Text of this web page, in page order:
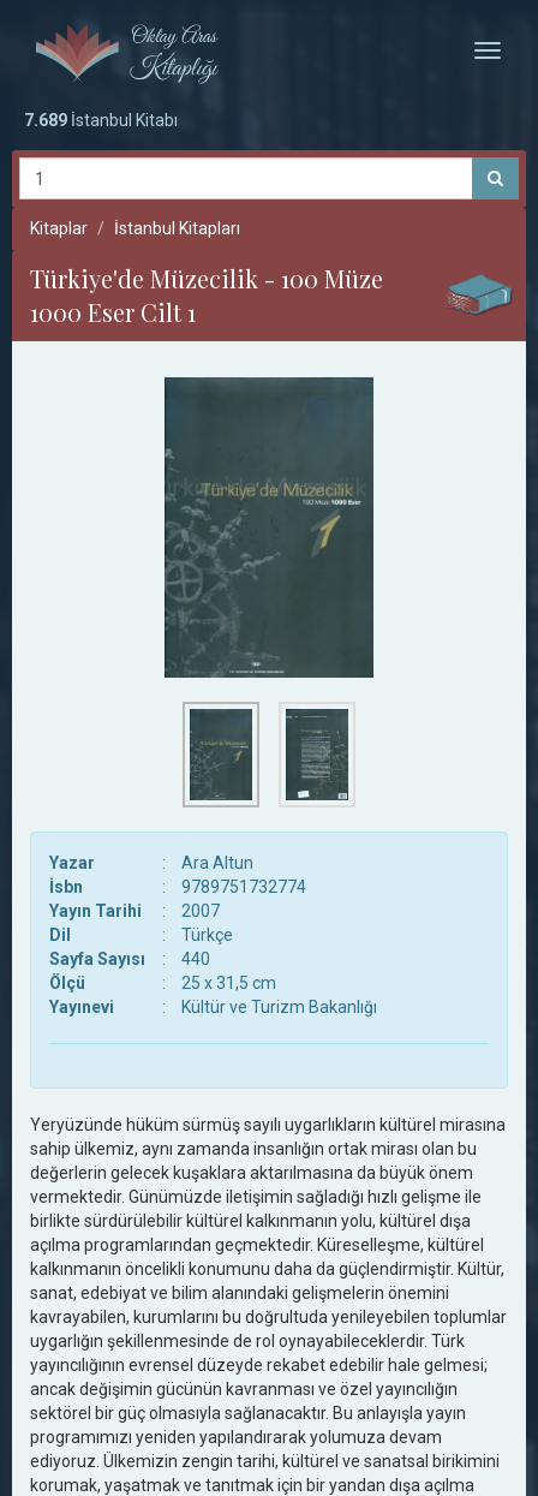
Toggle
7.689 İstanbul Kitabı
Kitaplar İstanbul Kitapları
Türkiye'de Müzecilik - 100 Müze
1000 Eser Cilt 1
Yazar :
Ara Altun
İsbn
:
9789751732774
Yayın Tarihi
:
2007
Dil
:
Türkçe
Sayfa Sayısı
:
440
Ölçü
:
25 x 31,5 cm
Yayınevi
: Kültür ve Turizm Bakanlığı
Yeryüzünde hüküm sürmüş sayılı uygarlıkların kültürel mirasına
sahip ülkemiz, aynı zamanda insanlığın ortak mirası olan bu
değerlerin gelecek kuşaklara aktarılmasına da büyük önem
vermektedir. Günümüzde iletişimin sağladığı hızlı gelişme ile
birlikte sürdürülebilir kültürel kalkınmanın yolu, kültürel dışa
açılma programlarından geçmektedir. Küreselleşme, kültürel
kalkınmanın öncelikli konumunu daha da güçlendirmiştir. Kültür,
sanat, edebiyat ve bilim alanındaki gelişmelerin önemini
kavrayabilen, kurumlarını bu doğrultuda yenileyebilen toplumlar
uygarlığın şekillenmesinde de rol oynayabileceklerdir. Türk
yayıncılığının evrensel düzeyde rekabet edebilir hale gelmesi;
ancak değişimin gücünün kavranması ve özel yayıncılığın
sektörel bir güç olmasıyla sağlanacaktır. Bu anlayışla yayın
programımızı yeniden yapılandırarak yolumuza devam
ediyoruz. Ülkemizin zengin tarihi, kültürel ve sanatsal birikimini
korumak, yaşatmak ve tanıtmak için bir yandan dışa açılma